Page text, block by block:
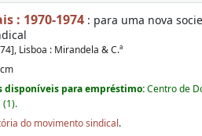
: 1970-1974 : para uma nova
Lisboa : Mirandela & C.ª
disponíveis para empréstimo:Centro de
(1).
do movimento sindical.